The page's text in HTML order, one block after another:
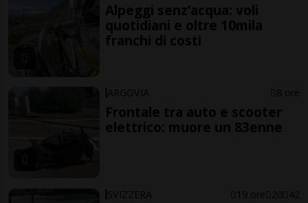
Alpeggi senz’acqua: voli
quotidiani e oltre 10mila
franchi di costi
ARGOVIA 8 ore
Frontale tra auto e scooter
elettrico: muore un 83enne
SVIZZERA 19 ore 20 42